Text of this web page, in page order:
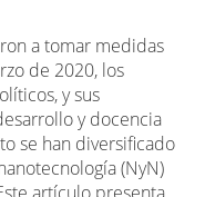
a tomar medidas
de 2020, los
y sus
y docencia
se han diversificado
(NyN)